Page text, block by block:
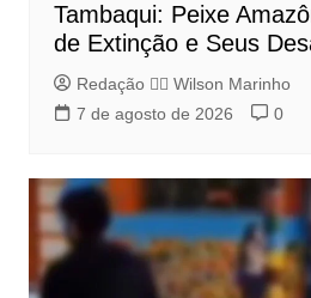
Tambaqui: Peixe
de Extinção e Seus
Redação 👨‍⚖️​ Wilson Marinho
7 de agosto de 2026
0